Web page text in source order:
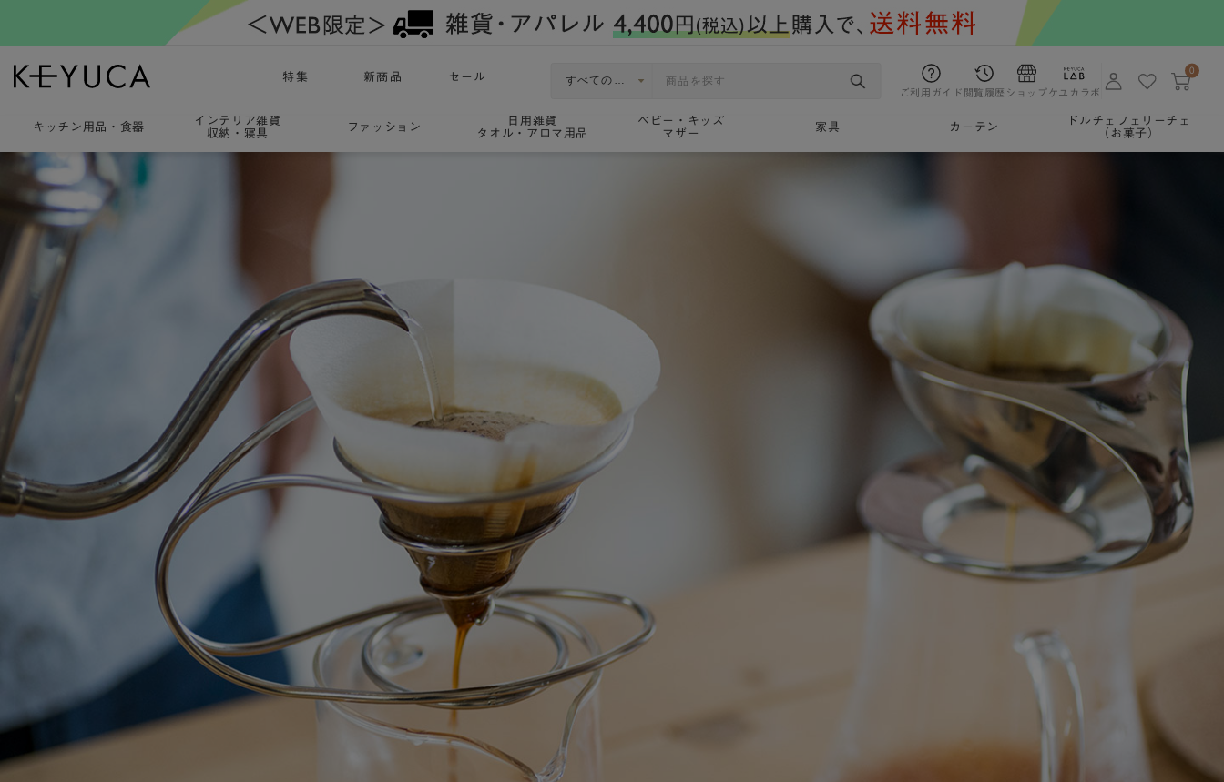
特集 新商品 セール
ご利用ガイド 閲覧履歴 ショップケユカラボ
0
キッチン用品 ・ 食器
インテリア雑貨
収納・寝具
ファッション
日用雑貨
タオル・アロマ用品
ベビー・キッズ
マザー
家具 カーテン
ドルチェフェリーチェ
（お菓子）